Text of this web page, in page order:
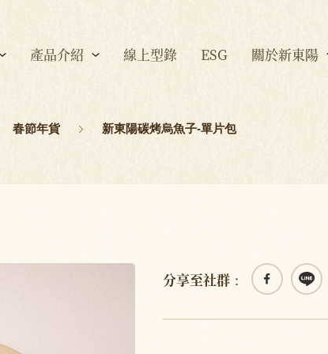
產品介紹 線上型錄 ESG 關於新東陽
春節年貨 新東陽碳烤烏魚子-單片包
分享至社群：